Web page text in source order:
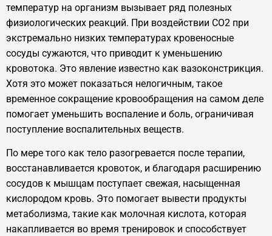
температур на организм вызывает ряд полезных
физиологических реакций. При воздействии CO2 при
экстремально низких температурах кровеносные
сосуды сужаются, что приводит к уменьшению
кровотока. Это явление известно как вазоконстрикция.
Хотя это может показаться нелогичным, такое
временное сокращение кровообращения на самом деле
помогает уменьшить воспаление и боль, ограничивая
поступление воспалительных веществ.
По мере того как тело разогревается после терапии,
восстанавливается кровоток, и благодаря расширению
сосудов к мышцам поступает свежая, насыщенная
кислородом кровь. Это помогает вывести продукты
метаболизма, такие как молочная кислота, которая
накапливается во время тренировок и способствует